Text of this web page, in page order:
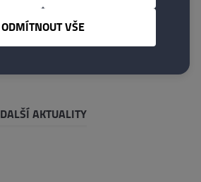
DALŠÍ AKTUALITY
ODMÍTNOUT VŠE